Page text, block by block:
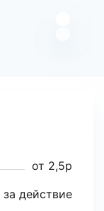
от 2,5р
за действие